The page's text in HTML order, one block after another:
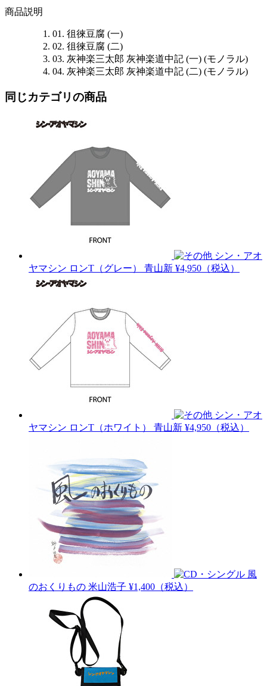
商品説明
01. 徂徠豆腐 (一)
02. 徂徠豆腐 (二)
03. 灰神楽三太郎 灰神楽道中記 (一) (モノラル)
04. 灰神楽三太郎 灰神楽道中記 (二) (モノラル)
同じカテゴリの商品
シン・アオ
ヤマシン ロンT（グレー） 青山新 ¥4,950（税込）
シン・アオ
ヤマシン ロンT（ホワイト） 青山新 ¥4,950（税込）
風
のおくりもの 米山浩子 ¥1,400（税込）